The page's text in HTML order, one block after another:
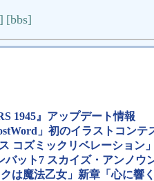
[bbs]
1945』アップデート情報
」初のイラストコン
コズミックリベレーショ
バット7 スカイズ・アンノ
は魔法乙女」新章「心に響